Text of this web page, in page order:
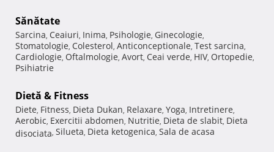
Sănătate
Sarcina, Ceaiuri, Inima, Psihologie, Ginecologie,
Stomatologie, Colesterol, Anticonceptionale, Test sarcina,
Cardiologie, Oftalmologie, Avort, Ceai verde, HIV, Ortopedie,
Psihiatrie
Dietă & Fitness
Diete, Fitness, Dieta Dukan, Relaxare, Yoga, Intretinere,
Aerobic, Exercitii abdomen, Nutritie, Dieta de slabit, Dieta
disociata, Silueta, Dieta ketogenica, Sala de acasa